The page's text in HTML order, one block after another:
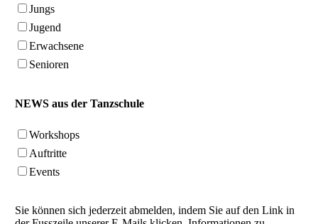
Jungs
Jugend
Erwachsene
Senioren
NEWS aus der Tanzschule
Workshops
Auftritte
Events
Sie können sich jederzeit abmelden, indem Sie auf den Link in